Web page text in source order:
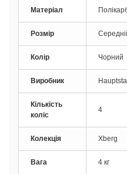
Матеріал
Розмір
Колір Чорний
Виробник
Кількість
коліс
4
Колекція Xberg
Вага 4 кг